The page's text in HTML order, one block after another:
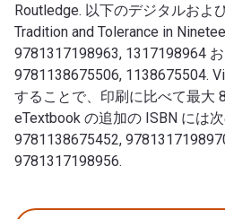
Routledge. 以下のデジタルおよ
Tradition and Tolerance in
9781317198963, 1317198964
9781138675506, 1138675504.
することで、印刷に比べて最大
eTextbook の追加の ISBN には
9781138675452,
9781317198956.